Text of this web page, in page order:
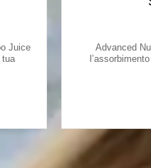
Juice
tua
Advanced